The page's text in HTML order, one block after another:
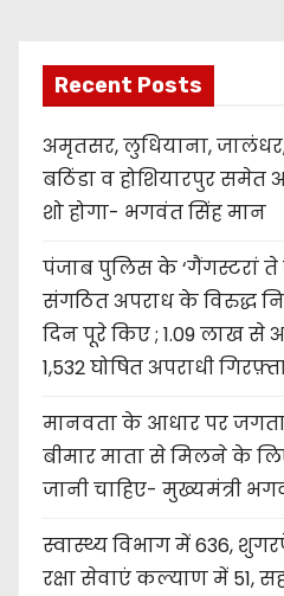
Recent Posts
अमृतसर, लुधियाना,
बठिंडा व होशियारपुर
शो होगा- भगवंत सिंह मान
पंजाब पुलिस के ‘गैंगस्टरां ते
संगठित अपराध के विरुद्ध
दिन पूरे किए ; 1.09 लाख से
1,532 घोषित अपराधी
मानवता के आधार पर
बीमार माता से मिलने के
जानी चाहिए- मुख्यमंत्री
स्वास्थ्य विभाग में 636,
रक्षा सेवाएं कल्याण में 51,